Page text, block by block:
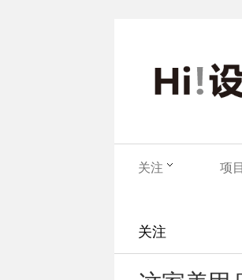
关注 项目
关注